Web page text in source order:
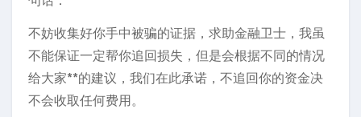
不妨收集好你手中被骗的证据，求助金融卫士，我虽
不能保证一定帮你追回损失，但是会根据不同的情况
给大家**的建议，我们在此承诺，不追回你的资金决
不会收取任何费用。